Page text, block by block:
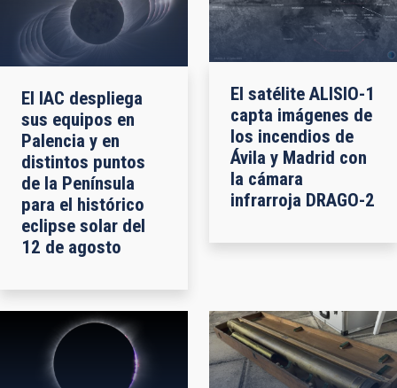
El IAC despliega
sus equipos en
Palencia y en
distintos puntos
de la Península
para el histórico
eclipse solar del
12 de agosto
El satélite ALISIO-1
capta imágenes de
los incendios de
Ávila y Madrid con
la cámara
infrarroja DRAGO-2